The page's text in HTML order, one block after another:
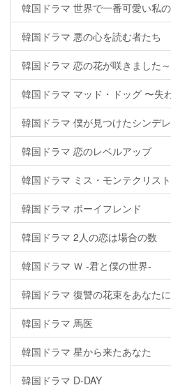
韓国ドラマ 世界で一番可愛い私
韓国ドラマ 悪の心を読む者たち
韓国ドラマ 恋の花が咲きました
韓国ドラマ マッド・ドッグ 〜失
韓国ドラマ 僕が見つけたシンデ
韓国ドラマ 恋のレベルアップ
韓国ドラマ ミス・モンテクリスト
韓国ドラマ ボーイフレンド
韓国ドラマ 2人の恋は場合の数
韓国ドラマ Ｗ -君と僕の世界-
韓国ドラマ 復讐の花束をあなたに
韓国ドラマ 馬医
韓国ドラマ 星から来たあなた
韓国ドラマ D-DAY